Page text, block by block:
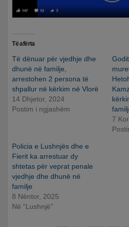
Të afërta
Të dënuar për vjedhje dhe
dhunë në familje,
arrestohen 2 persona të
shpallur në kërkim në Vlorë
14 Dhjetor, 2024
Postim i ngjashëm
7
Policia e Lushnjës dhe e
Fierit ka arrestuar dy
shtetas për veprat penale
vjedhje dhe dhunë në
familje
8 Nëntor, 2025
Në “Lushnjë”